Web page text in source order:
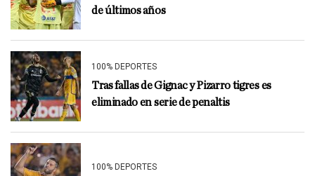
de últimos años
100% DEPORTES
Tras fallas de Gignac y Pizarro tigres es
eliminado en serie de penaltis
100% DEPORTES